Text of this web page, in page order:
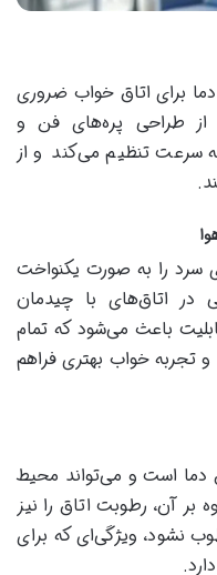
برای اتاق خواب ضروری
با بهره‌گیری از طراحی پره‌های فن و
سرعت تنظیم می‌کند و از
سرد را به صورت یکنواخت
اتاق‌های با چیدمان
باعث می‌شود که تمام
تجربه خواب بهتری فراهم
کنترل دقیق دما است و می‌تواند محیط
بر آن، رطوبت اتاق را نیز
نشود، ویژگی‌ای که برای